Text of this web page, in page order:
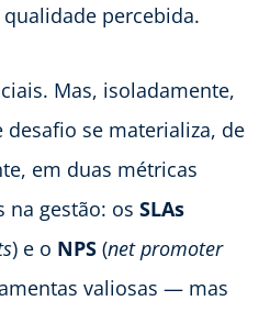
percebida.
Mas, isoladamente,
desafio se materializa, de
em duas métricas
na gestão: os SLAs
) e o NPS (net promoter
valiosas — mas